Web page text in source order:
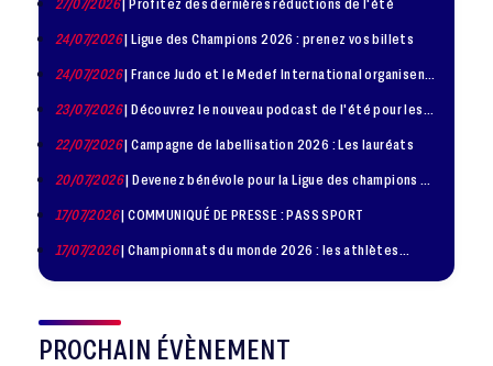
24/07/2026| Ligue des Champions 2026 : prenez vos billets
24/07/2026| France Judo et le Medef International organisent
23/07/2026| Découvrez le nouveau podcast de l'été pour les
22/07/2026| Campagne de labellisation 2026 : Les lauréats
20/07/2026| Devenez bénévole pour la Ligue des champions de
17/07/2026| COMMUNIQUÉ DE PRESSE : PASS SPORT
17/07/2026| Championnats du monde 2026 : les athlètes
PROCHAIN ÉVÈNEMENT